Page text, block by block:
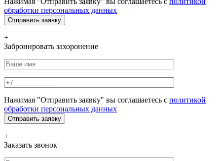
обработки персональных данных
+
Забронировать захоронение
Нажимая "Отправить заявку" вы соглашаетесь с политикой
обработки персональных данных
+
Заказать звонок